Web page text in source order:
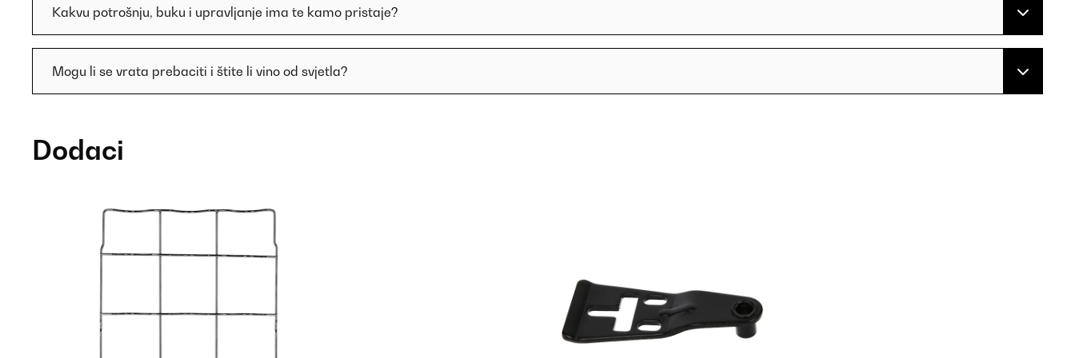
Kakvu potrošnju, buku i upravljanje ima te kamo pristaje?
Mogu li se vrata prebaciti i štite li vino od svjetla?
Dodaci